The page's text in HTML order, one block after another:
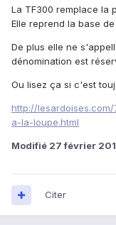
La TF300 remplace la
Elle reprend la base
De plus elle ne
dénomination est
Ou lisez ça si c'est
http://
a-la-loupe.html
Modifié 27 février
Citer